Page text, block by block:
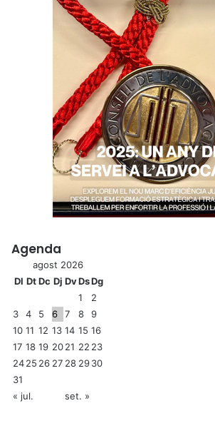
Agenda
agost 2026
Dl DtDc Dj DvDsDg
1
2
3
4 5 6 7 8
9
10 11 12 13 14 15 16
17 18 19 2021 22 23
2425 26 27 28 2930
31
« jul.
set. »